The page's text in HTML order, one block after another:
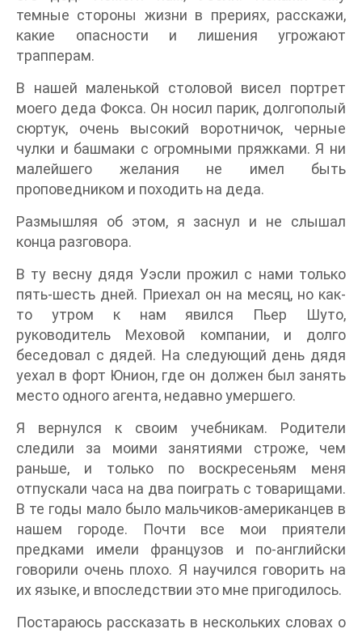
темные стороны жизни в прериях, расскажи,
какие опасности и лишения угрожают
трапперам.
В нашей маленькой столовой висел портрет
моего деда Фокса. Он носил парик, долгополый
сюртук, очень высокий воротничок, черные
чулки и башмаки с огромными пряжками. Я ни
малейшего желания не имел быть
проповедником и походить на деда.
Размышляя об этом, я заснул и не слышал
конца разговора.
В ту весну дядя Уэсли прожил с нами только
пять-шесть дней. Приехал он на месяц, но как-
то утром к нам явился Пьер Шуто,
руководитель Меховой компании, и долго
беседовал с дядей. На следующий день дядя
уехал в форт Юнион, где он должен был занять
место одного агента, недавно умершего.
Я вернулся к своим учебникам. Родители
следили за моими занятиями строже, чем
раньше, и только по воскресеньям меня
отпускали часа на два поиграть с товарищами.
В те годы мало было мальчиков-американцев в
нашем городе. Почти все мои приятели
предками имели французов и по-английски
говорили очень плохо. Я научился говорить на
их языке, и впоследствии это мне пригодилось.
Постараюсь рассказать в нескольких словах о